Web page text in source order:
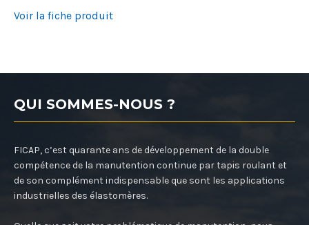
Voir la fiche produit
QUI SOMMES-NOUS ?
FICAP, c’est quarante ans de développement de la double
compétence de la manutention continue par tapis roulant et
de son complément indispensable que sont les applications
industrielles des élastomères.